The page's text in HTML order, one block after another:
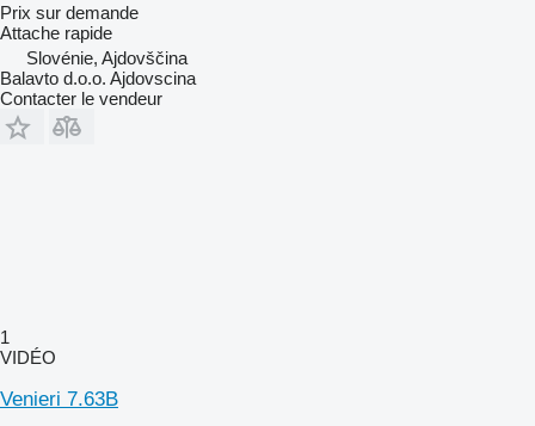
Prix sur demande
Attache rapide
Slovénie, Ajdovščina
Balavto d.o.o. Ajdovscina
Contacter le vendeur
1
VIDÉO
Venieri 7.63B